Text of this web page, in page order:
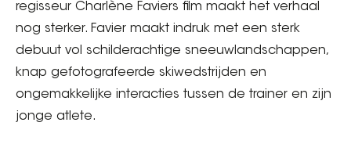
regisseur Charlène Faviers film maakt het verhaal
nog sterker. Favier maakt indruk met een sterk
debuut vol schilderachtige sneeuwlandschappen,
knap gefotografeerde skiwedstrijden en
ongemakkelijke interacties tussen de trainer en zijn
jonge atlete.